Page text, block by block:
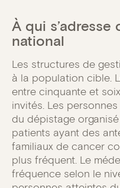
À qui s’adresse
national
Les structures de
à la population cible.
entre cinquante et
invités. Les
du dépistage
patients ayant des
familiaux de cancer
plus fréquent. Le
fréquence selon le